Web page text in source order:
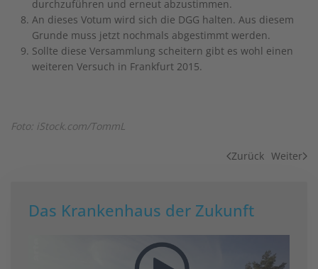
durchzuführen und erneut abzustimmen.
An dieses Votum wird sich die DGG halten. Aus diesem
Grunde muss jetzt nochmals abgestimmt werden.
Sollte diese Versammlung scheitern gibt es wohl einen
weiteren Versuch in Frankfurt 2015.
Foto: iStock.com/TommL
Zurück Weiter
Das Krankenhaus der Zukunft